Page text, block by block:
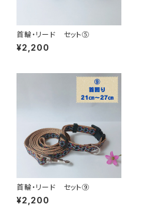
首輪・リード セット⑤
¥2,200
首輪・リード セット⑨
¥2,200